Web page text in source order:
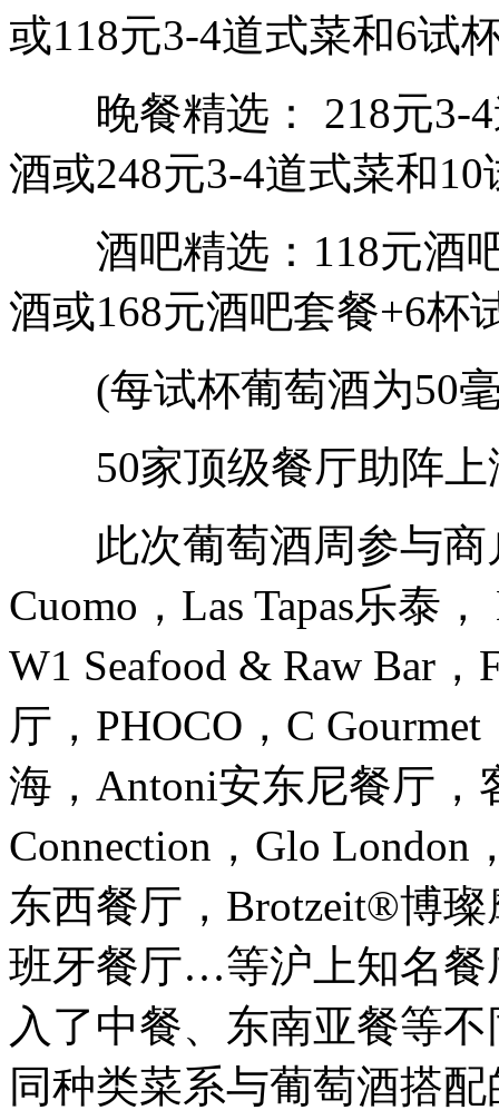
或118元3-4道式菜和6试
晚餐精选： 218元3-4
酒或248元3-4道式菜和
酒吧精选：118元酒吧
酒或168元酒吧套餐+6杯
(每试杯葡萄酒为50毫
50家顶级餐厅助阵上
此次葡萄酒周参与商
Cuomo，Las Tapas乐泰
W1 Seafood & Raw Bar
厅，PHOCO，C
海，Antoni安东尼餐厅，
Connection，Glo
东西餐厅，Brotzeit®博
班牙餐厅…等沪上知名餐
入了中餐、东南亚餐等
同种类菜系与葡萄酒搭